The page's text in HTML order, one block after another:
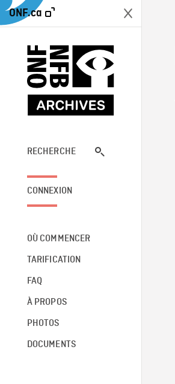
ONF.ca
RECHERCHE
CONNEXION
OÙ COMMENCER
TARIFICATION
FAQ
À PROPOS
PHOTOS
DOCUMENTS